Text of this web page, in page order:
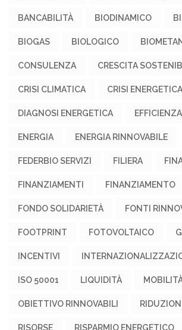
BANCABILITÀ BIODINAMICO
BIOGAS BIOLOGICO
CONSULENZA CRESCITA
CRISI CLIMATICA CRISI ENERGETICA
DIAGNOSI ENERGETICA
ENERGIA ENERGIA RINNOVABILE
FEDERBIO SERVIZI FILIERA
FINANZIAMENTI FINANZIAMENTO
FONDO SOLIDARIETÀ FONTI
FOOTPRINT FOTOVOLTAICO
INCENTIVI
ISO 50001 LIQUIDITÀ
OBIETTIVO RINNOVABILI
RISORSE RISPARMIO ENERGETICO